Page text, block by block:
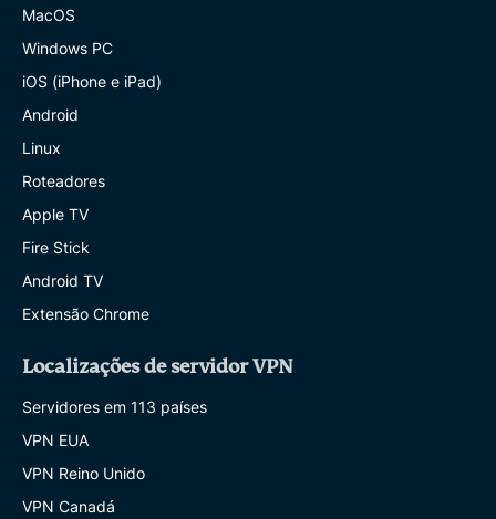
MacOS
Windows PC
iOS (iPhone e iPad)
Android
Linux
Roteadores
Apple TV
Fire Stick
Android TV
Extensão Chrome
Localizações de servidor VPN
Servidores em 113 países
VPN EUA
VPN Reino Unido
VPN Canadá